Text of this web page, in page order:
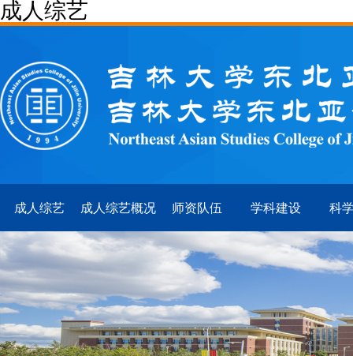
成人综艺
成人综艺 成人综艺概况 师资队伍 学科建设 科